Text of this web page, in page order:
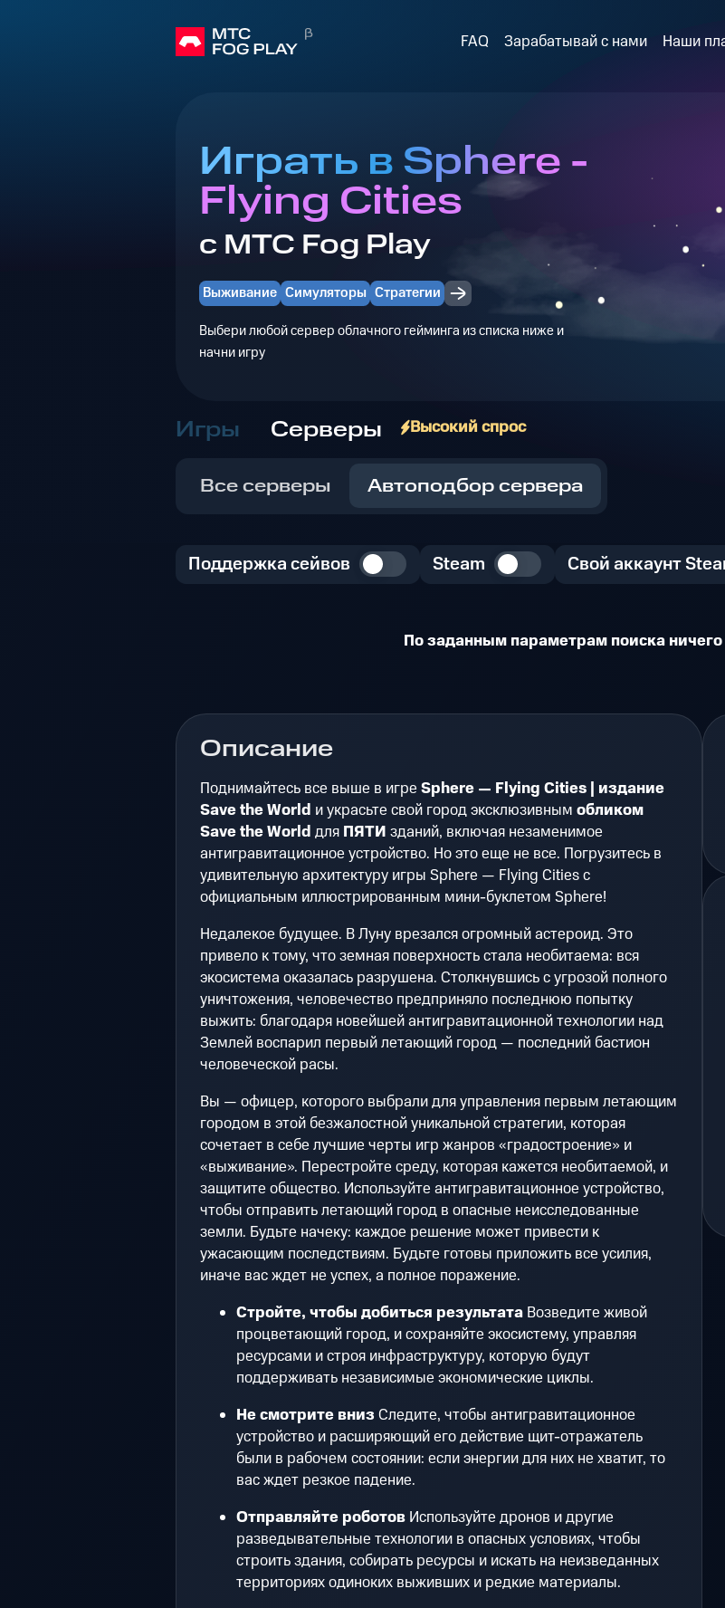
FAQ Зарабатывай с нами Наши
Играть в Sphere -
Flying Cities
с МТС Fog Play
Выживание Симуляторы Стратегии
Выбери любой сервер облачного гейминга из списка ниже и
начни игру
Игры Серверы Высокий спрос
Все серверы Автоподбор сервера
Поддержка сейвов Steam Свой аккаунт
По заданным параметрам поиска
Описание
Поднимайтесь все выше в игре Sphere — Flying Cities | издание
Save the World и украсьте свой город эксклюзивным обликом
Save the World для ПЯТИ зданий, включая незаменимое
антигравитационное устройство. Но это еще не все. Погрузитесь в
удивительную архитектуру игры Sphere — Flying Cities с
официальным иллюстрированным мини-буклетом Sphere!
Недалекое будущее. В Луну врезался огромный астероид. Это
привело к тому, что земная поверхность стала необитаема: вся
экосистема оказалась разрушена. Столкнувшись с угрозой полного
уничтожения, человечество предприняло последнюю попытку
выжить: благодаря новейшей антигравитационной технологии над
Землей воспарил первый летающий город — последний бастион
человеческой расы.
Вы — офицер, которого выбрали для управления первым летающим
городом в этой безжалостной уникальной стратегии, которая
сочетает в себе лучшие черты игр жанров «градостроение» и
«выживание». Перестройте среду, которая кажется необитаемой, и
защитите общество. Используйте антигравитационное устройство,
чтобы отправить летающий город в опасные неисследованные
земли. Будьте начеку: каждое решение может привести к
ужасающим последствиям. Будьте готовы приложить все усилия,
иначе вас ждет не успех, а полное поражение.
Стройте, чтобы добиться результатаВозведите живой
процветающий город, и сохраняйте экосистему, управляя
ресурсами и строя инфраструктуру, которую будут
поддерживать независимые экономические циклы.
Не смотрите вниз Следите, чтобы антигравитационное
устройство и расширяющий его действие щит-отражатель
были в рабочем состоянии: если энергии для них не хватит, то
вас ждет резкое падение.
Отправляйте роботовИспользуйте дронов и другие
разведывательные технологии в опасных условиях, чтобы
строить здания, собирать ресурсы и искать на неизведанных
территориях одиноких выживших и редкие материалы.